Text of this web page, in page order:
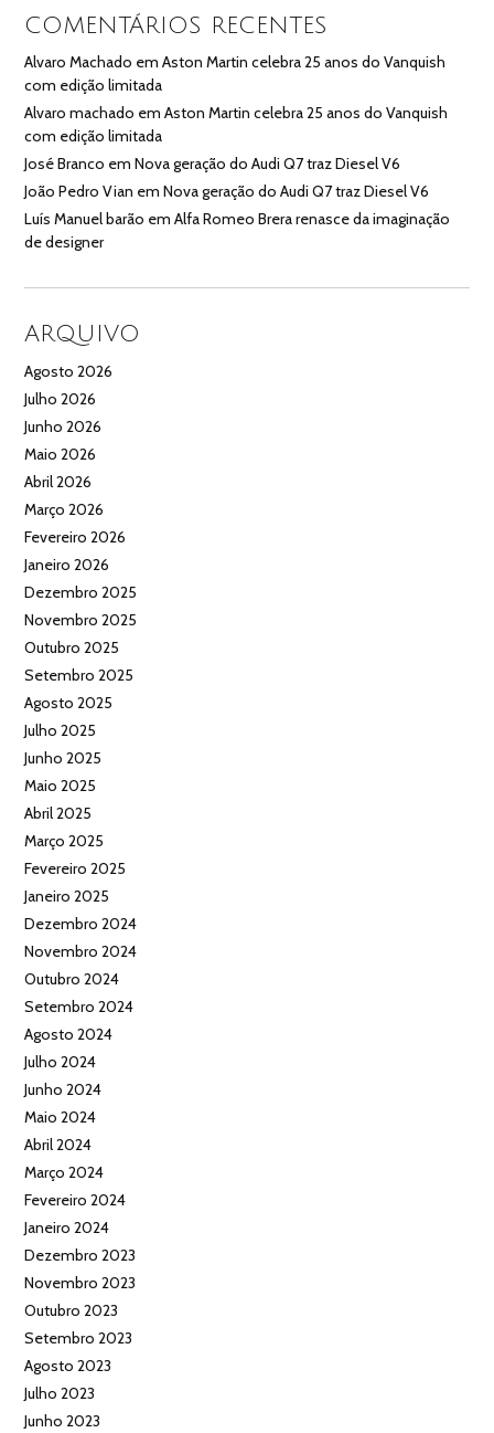
COMENTÁRIOS RECENTES
Alvaro Machado emAston Martin celebra 25 anos do Vanquish
com edição limitada
Alvaro machado emAston Martin celebra 25 anos do Vanquish
com edição limitada
José Branco emNova geração do Audi Q7 traz Diesel V6
João Pedro Vian emNova geração do Audi Q7 traz Diesel V6
Luís Manuel barão emAlfa Romeo Brera renasce da imaginação
de designer
ARQUIVO
Agosto 2026
Julho 2026
Junho 2026
Maio 2026
Abril 2026
Março 2026
Fevereiro 2026
Janeiro 2026
Dezembro 2025
Novembro 2025
Outubro 2025
Setembro 2025
Agosto 2025
Julho 2025
Junho 2025
Maio 2025
Abril 2025
Março 2025
Fevereiro 2025
Janeiro 2025
Dezembro 2024
Novembro 2024
Outubro 2024
Setembro 2024
Agosto 2024
Julho 2024
Junho 2024
Maio 2024
Abril 2024
Março 2024
Fevereiro 2024
Janeiro 2024
Dezembro 2023
Novembro 2023
Outubro 2023
Setembro 2023
Agosto 2023
Julho 2023
Junho 2023